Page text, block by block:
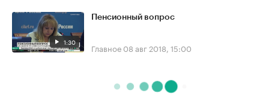
1:30
Пенсионный вопрос
Главное 08 авг 2018, 15:00